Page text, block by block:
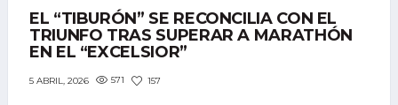
EL “TIBURÓN” SE RECONCILIA CON EL
TRIUNFO TRAS SUPERAR A MARATHÓN
EN EL “EXCELSIOR”
5 ABRIL, 2026 571 157